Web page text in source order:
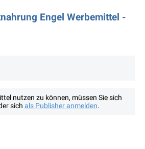
Engel Werbemittel -
nutzen zu können, müssen Sie sich
sich als Publisher anmelden.